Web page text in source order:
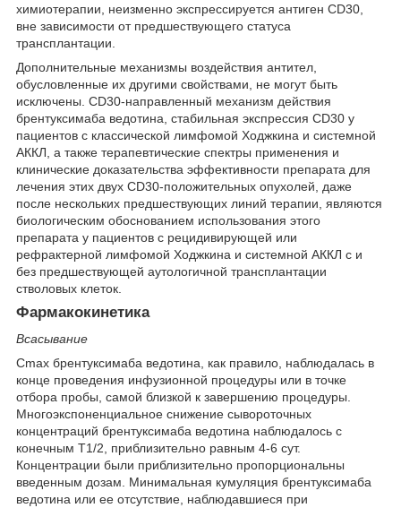
химиотерапии, неизменно экспрессируется антиген CD30,
вне зависимости от предшествующего статуса
трансплантации.
Дополнительные механизмы воздействия антител,
обусловленные их другими свойствами, не могут быть
исключены. CD30-направленный механизм действия
брентуксимаба ведотина, стабильная экспрессия CD30 у
пациентов с классической лимфомой Ходжкина и системной
АККЛ, а также терапевтические спектры применения и
клинические доказательства эффективности препарата для
лечения этих двух CD30-положительных опухолей, даже
после нескольких предшествующих линий терапии, являются
биологическим обоснованием использования этого
препарата у пациентов с рецидивирующей или
рефрактерной лимфомой Ходжкина и системной АККЛ с и
без предшествующей аутологичной трансплантации
стволовых клеток.
Фармакокинетика
Всасывание
Cmax брентуксимаба ведотина, как правило, наблюдалась в
конце проведения инфузионной процедуры или в точке
отбора пробы, самой близкой к завершению процедуры.
Многоэкспоненциальное снижение сывороточных
концентраций брентуксимаба ведотина наблюдалось с
конечным T1/2, приблизительно равным 4-6 сут.
Концентрации были приблизительно пропорциональны
введенным дозам. Минимальная кумуляция брентуксимаба
ведотина или ее отсутствие, наблюдавшиеся при